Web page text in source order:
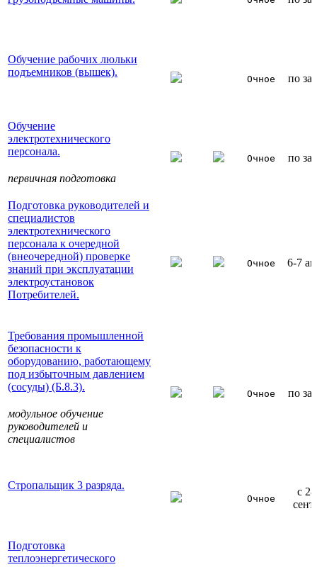
Обучение рабочих люльки
подъемников (вышек).
Очное по
Обучение
электротехнического
персонала.
первичная подготовка
Очное по
Подготовка руководителей и
специалистов
электротехнического
персонала к очередной
(внеочередной) проверке
знаний при эксплуатации
электроустановок
Потребителей.
Очное 6-7
Требования промышленной
безопасности к
оборудованию, работающему
под избыточным давлением
(сосуды) (Б.8.3).
модульное обучение
руководителей и
специалистов
Очное по
Стропальщик 3 разряда.
Очное
с
Подготовка
теплоэнергетического